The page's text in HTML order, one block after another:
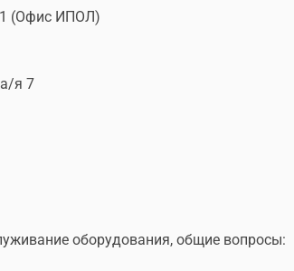
1 (Офис ИПОЛ)
я 7
оборудования, общие вопросы: